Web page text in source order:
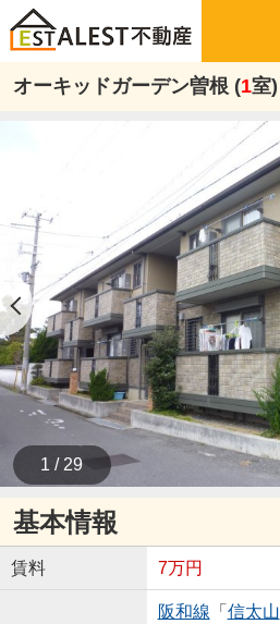
オーキッドガーデン曽根 (1室)
1 / 29
基本情報
賃料 7万円
阪和線 「 信太山